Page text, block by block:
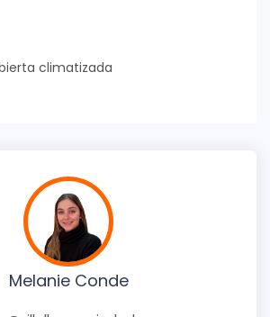
climatizada
Melanie Conde